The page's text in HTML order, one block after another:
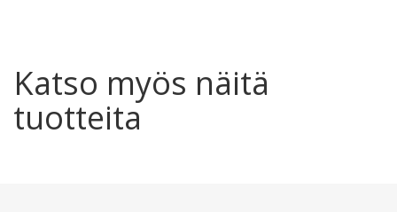
Katso myös näitä
tuotteita